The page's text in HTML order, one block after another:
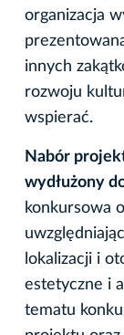
organizacja
innych
rozwoju
wspierać.
Nabór
wydłużony
konkursowa
lokalizacji i
estetyczne i
tematu